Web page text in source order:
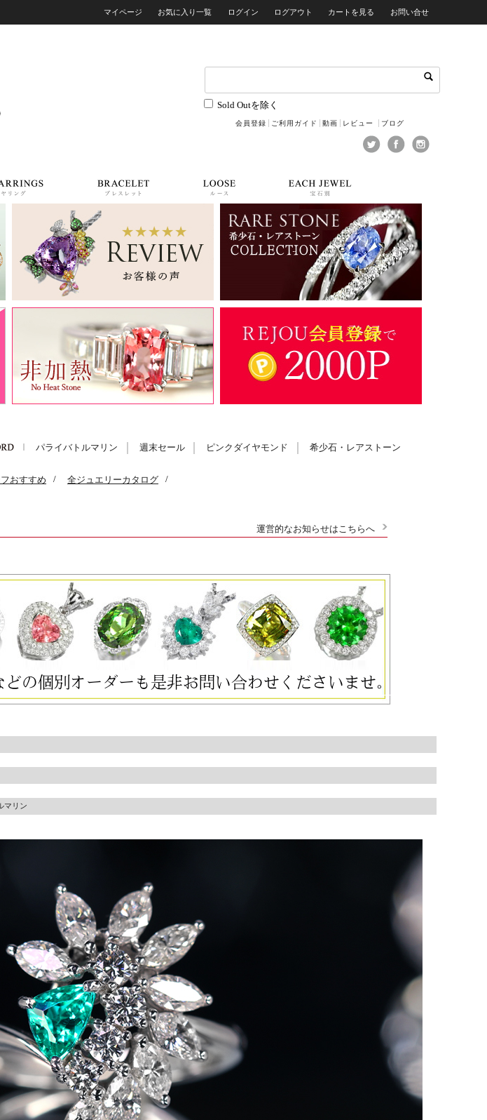
マイページ お気に入り一覧 ログイン ログアウト カートを見る お問い合せ
Sold Outを除く
会員登録 ご利用ガイド 動画 レビュー ブログ
パライバトルマリン 週末セール ピンクダイヤモンド 希少石・レアストーン
おすすめ / 全ジュエリーカタログ /
運営的なお知らせはこちらへ
マリン